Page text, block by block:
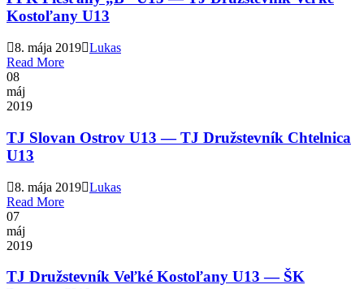
Kostoľany U13
8. mája 2019 Lukas
Read More
08
máj
2019
TJ Slovan Ostrov U13 — TJ Družstevník Chtelnica
U13
8. mája 2019 Lukas
Read More
07
máj
2019
TJ Družstevník Veľké Kostoľany U13 — ŠK